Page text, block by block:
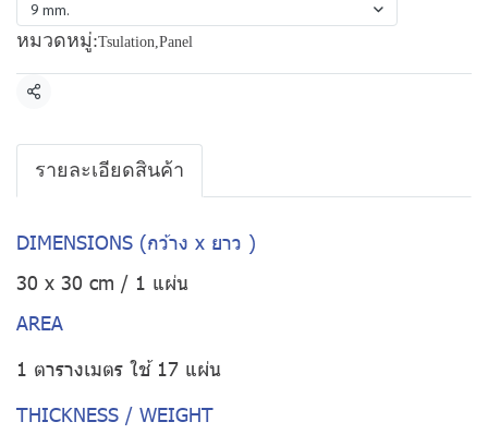
9 mm.
หมวดหมู่:Tsulation,Panel
แชร์
รายละเอียดสินค้า
DIMENSIONS (กว้าง x ยาว )
30 x 30 cm / 1 แผ่น
AREA
1 ตารางเมตร ใช้ 17 แผ่น
THICKNESS / WEIGHT